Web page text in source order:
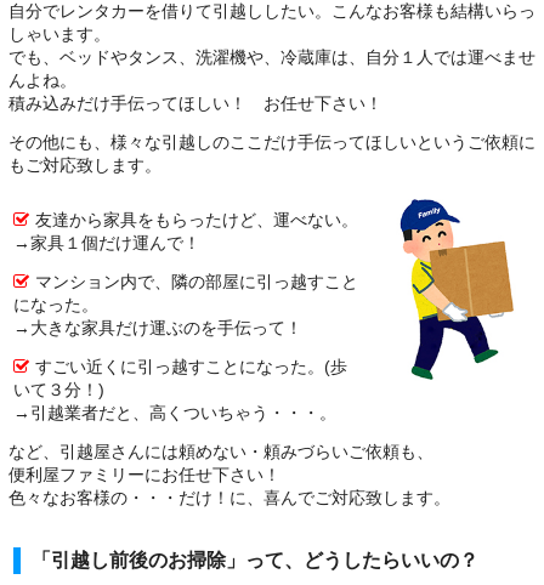
自分でレンタカーを借りて引越ししたい。こんなお客様も結構いらっ
しゃいます。
でも、ベッドやタンス、洗濯機や、冷蔵庫は、自分１人では運べませ
んよね。
積み込みだけ手伝ってほしい！ お任せ下さい！
その他にも、様々な引越しのここだけ手伝ってほしいというご依頼に
もご対応致します。
友達から家具をもらったけど、運べない。
→家具１個だけ運んで！
マンション内で、隣の部屋に引っ越すこと
になった。
→大きな家具だけ運ぶのを手伝って！
すごい近くに引っ越すことになった。(歩
いて３分！)
→引越業者だと、高くついちゃう・・・。
など、引越屋さんには頼めない・頼みづらいご依頼も、
便利屋ファミリーにお任せ下さい！
色々なお客様の・・・だけ！に、喜んでご対応致します。
「引越し前後のお掃除」って、どうしたらいいの？